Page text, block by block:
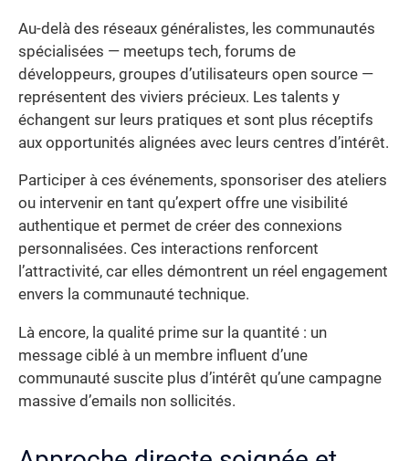
Au-delà des réseaux généralistes, les communautés
spécialisées — meetups tech, forums de
développeurs, groupes d’utilisateurs open source —
représentent des viviers précieux. Les talents y
échangent sur leurs pratiques et sont plus réceptifs
aux opportunités alignées avec leurs centres d’intérêt.
Participer à ces événements, sponsoriser des ateliers
ou intervenir en tant qu’expert offre une visibilité
authentique et permet de créer des connexions
personnalisées. Ces interactions renforcent
l’attractivité, car elles démontrent un réel engagement
envers la communauté technique.
Là encore, la qualité prime sur la quantité : un
message ciblé à un membre influent d’une
communauté suscite plus d’intérêt qu’une campagne
massive d’emails non sollicités.